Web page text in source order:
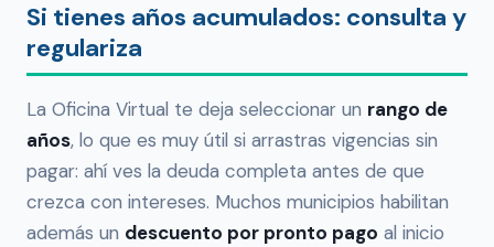
Si tienes años acumulados: consulta y
regulariza
La Oficina Virtual te deja seleccionar un rango de
años, lo que es muy útil si arrastras vigencias sin
pagar: ahí ves la deuda completa antes de que
crezca con intereses. Muchos municipios habilitan
además un descuento por pronto pago al inicio